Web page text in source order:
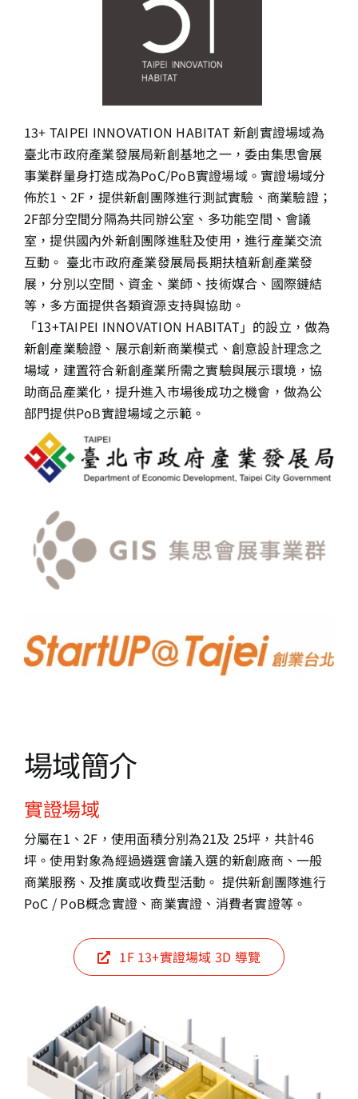
13+ TAIPEI INNOVATION HABITAT 新創實證場域為
臺北市政府產業發展局新創基地之一，委由集思會展
事業群量身打造成為PoC/PoB實證場域。實證場域分
佈於1、2F，提供新創團隊進行測試實驗、商業驗證；
2F部分空間分隔為共同辦公室、多功能空間、會議
室，提供國內外新創團隊進駐及使用，進行產業交流
互動。 臺北市政府產業發展局長期扶植新創產業發
展，分別以空間、資金、業師、技術媒合、國際鏈結
等，多方面提供各類資源支持與協助。
「13+TAIPEI INNOVATION HABITAT」的設立，做為
新創產業驗證、展示創新商業模式、創意設計理念之
場域，建置符合新創產業所需之實驗與展示環境，協
助商品產業化，提升進入市場後成功之機會，做為公
部門提供PoB實證場域之示範。
場域簡介
實證場域
分屬在1、2F，使⽤⾯積分別為21及 25坪，共計46
坪。使⽤對象為經過遴選會議入選的新創廠商、⼀般
商業服務、及推廣或收費型活動。 提供新創團隊進行
PoC / PoB概念實證、商業實證、消費者實證等。
1F 13+實證場域 3D 導覽